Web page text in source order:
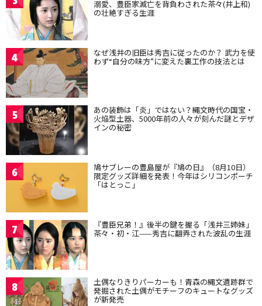
溺愛、豊臣家滅亡を背負わされた茶々(井上和)
の壮絶すぎる生涯
4 なぜ浅井の旧臣は秀吉に従ったのか？ 武力を使
わず“自分の味方”に変えた裏工作の技法とは
5 あの装飾は「炎」ではない？縄文時代の国宝・
火焔型土器、5000年前の人々が刻んだ謎とデザ
インの秘密
6 鳩サブレーの豊島屋が『鳩の日』（8月10日）
限定グッズ詳細を発表！今年はシリコンポーチ
「はとっこ」
7 『豊臣兄弟！』後半の鍵を握る「浅井三姉妹」
茶々・初・江——秀吉に翻弄された波乱の生涯
8 土偶なりきりパーカーも！青森の縄文遺跡群で
発掘された土偶がモチーフのキュートなグッズ
が新発売